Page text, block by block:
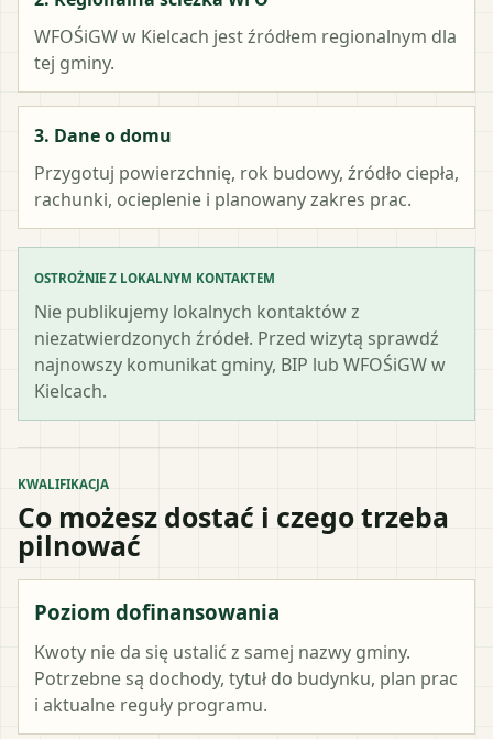
WFOŚiGW w Kielcach jest źródłem regionalnym dla
tej gminy.
3. Dane o domu
Przygotuj powierzchnię, rok budowy, źródło ciepła,
rachunki, ocieplenie i planowany zakres prac.
OSTROŻNIE Z LOKALNYM KONTAKTEM
Nie publikujemy lokalnych kontaktów z
niezatwierdzonych źródeł. Przed wizytą sprawdź
najnowszy komunikat gminy, BIP lub WFOŚiGW w
Kielcach.
KWALIFIKACJA
Co możesz dostać i czego trzeba
pilnować
Poziom dofinansowania
Kwoty nie da się ustalić z samej nazwy gminy.
Potrzebne są dochody, tytuł do budynku, plan prac
i aktualne reguły programu.